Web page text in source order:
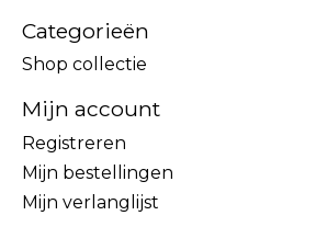
Categorieën
Shop collectie
Mijn account
Registreren
Mijn bestellingen
Mijn verlanglijst